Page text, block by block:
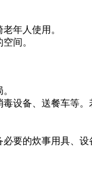
年人使用。
间。
设备、送餐车等
要的炊事用具、